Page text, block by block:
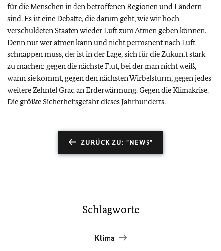
für die Menschen in den betroffenen Regionen und Ländern
sind. Es ist eine Debatte, die darum geht, wie wir hoch
verschuldeten Staaten wieder Luft zum Atmen geben können.
Denn nur wer atmen kann und nicht permanent nach Luft
schnappen muss, der ist in der Lage, sich für die Zukunft stark
zu machen: gegen die nächste Flut, bei der man nicht weiß,
wann sie kommt, gegen den nächsten Wirbelsturm, gegen jedes
weitere Zehntel Grad an Erderwärmung. Gegen die Klimakrise.
Die größte Sicherheitsgefahr dieses Jahrhunderts.
ZURÜCK ZU: "NEWS"
Schlagworte
Klima